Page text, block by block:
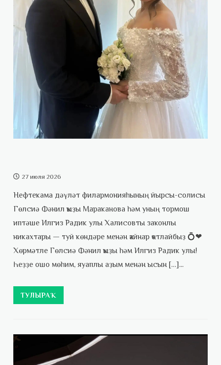
27 июля 2026
Нефтекама дәүләт филармонияһының йырсы-солисы
Гөлсиә Фәнил ҡыҙы Мараканова һәм уның тормош
иптәше Илгиз Радик улы Халисовты законлы
никахтары — туй көндәре менән ҡайнар ҡотлайбыҙ 💍❤
Хөрмәтле Гөлсиә Фәнил ҡыҙы һәм Илгиз Радик улы!
Һеҙҙе ошо мөһим, яуаплы аҙым менән ысын […]...
ТУЛЫРАҠ